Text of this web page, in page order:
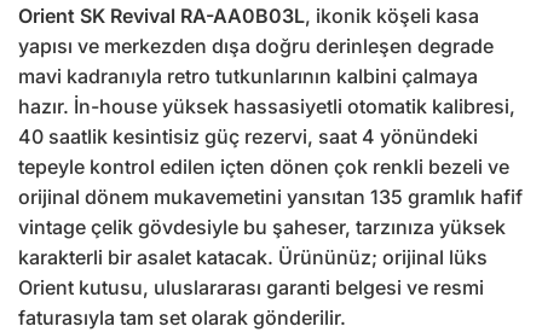
Orient SK Revival RA-AA0B03L, ikonik köşeli kasa
yapısı ve merkezden dışa doğru derinleşen degrade
mavi kadranıyla retro tutkunlarının kalbini çalmaya
hazır. İn-house yüksek hassasiyetli otomatik kalibresi,
40 saatlik kesintisiz güç rezervi, saat 4 yönündeki
tepeyle kontrol edilen içten dönen çok renkli bezeli ve
orijinal dönem mukavemetini yansıtan 135 gramlık hafif
vintage çelik gövdesiyle bu şaheser, tarzınıza yüksek
karakterli bir asalet katacak. Ürününüz; orijinal lüks
Orient kutusu, uluslararası garanti belgesi ve resmi
faturasıyla tam set olarak gönderilir.